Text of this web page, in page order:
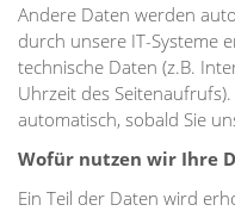
Andere Daten werden
durch unsere IT-Systeme
technische Daten (z.B.
Uhrzeit des
automatisch, sobald Sie
Wofür nutzen wir Ihre
Ein Teil der Daten wird